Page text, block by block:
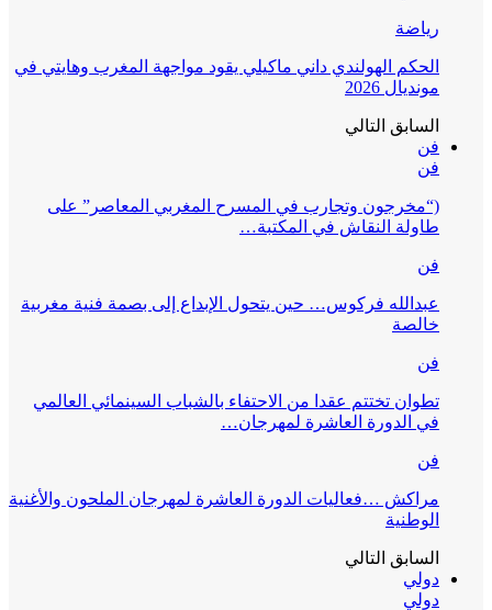
رياضة
الحكم الهولندي داني ماكيلي يقود مواجهة المغرب وهايتي في
مونديال 2026
السابق التالي
فن
فن
(“مخرجون وتجارب في المسرح المغربي المعاصر” على
طاولة النقاش في المكتبة…
فن
عبدالله فركوس… حين يتحول الإبداع إلى بصمة فنية مغربية
خالصة
فن
تطوان تختتم عقدا من الاحتفاء بالشباب السينمائي العالمي
في الدورة العاشرة لمهرجان…
فن
مراكش …فعاليات الدورة العاشرة لمهرجان الملحون والأغنية
الوطنية
السابق التالي
دولي
دولي